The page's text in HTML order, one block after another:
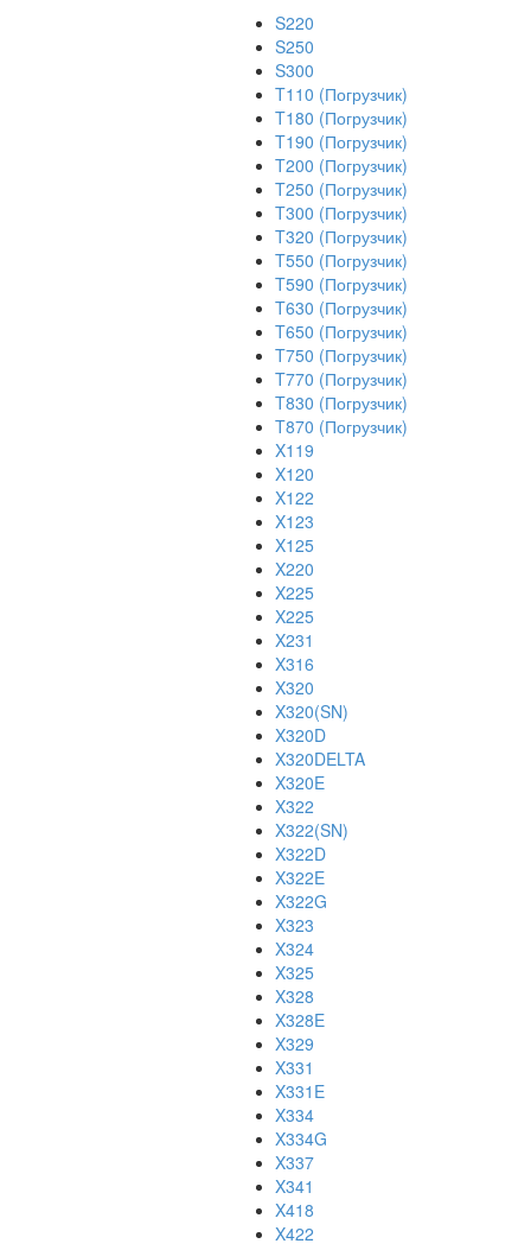
S220
S250
S300
T110 (Погрузчик)
T180 (Погрузчик)
T190 (Погрузчик)
T200 (Погрузчик)
T250 (Погрузчик)
T300 (Погрузчик)
T320 (Погрузчик)
T550 (Погрузчик)
T590 (Погрузчик)
T630 (Погрузчик)
T650 (Погрузчик)
T750 (Погрузчик)
T770 (Погрузчик)
T830 (Погрузчик)
T870 (Погрузчик)
X119
X120
X122
X123
X125
X220
X225
X225
X231
X316
X320
X320(SN)
X320D
X320DELTA
X320E
X322
X322(SN)
X322D
X322E
X322G
X323
X324
X325
X328
X328E
X329
X331
X331E
X334
X334G
X337
X341
X418
X422